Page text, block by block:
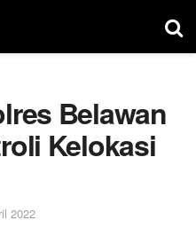
Belawan
Kelokasi
2022